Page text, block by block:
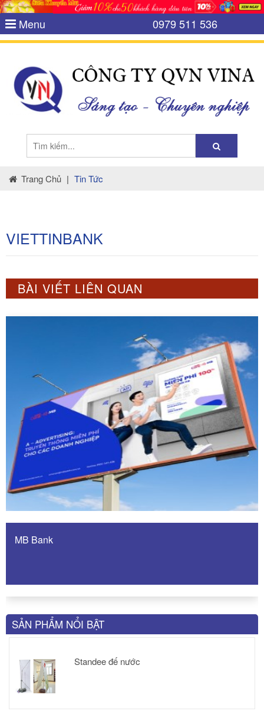
Menu 0979 511 536
Trang Chủ | Tin Tức
VIETTINBANK
BÀI VIẾT LIÊN QUAN
MB Bank
SẢN PHẨM NỔI BẬT
Standee đế nước